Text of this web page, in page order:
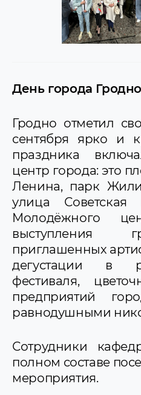
День города
Гродно отметил
сентября ярко и
праздника
центр города: это
Ленина, парк
улица
Молодёжного
выступления
приглашенных
дегустации в
фестиваля,
предприятий
равнодушными
Сотрудники
полном составе
мероприятия.